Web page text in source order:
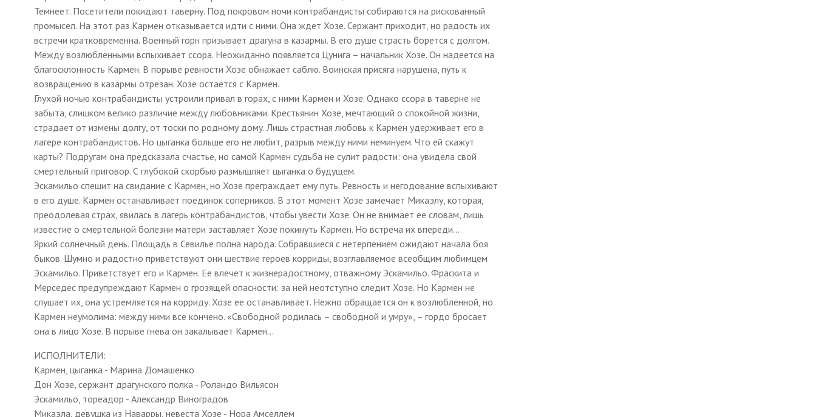
Темнеет. Посетители покидают таверну. Под покровом ночи контрабандисты собираются на рискованный
промысел. На этот раз Кармен отказывается идти с ними. Она ждет Хозе. Сержант приходит, но радость их
встречи кратковременна. Военный горн призывает драгуна в казармы. В его душе страсть борется с долгом.
Между возлюбленными вспыхивает ссора. Неожиданно появляется Цунига – начальник Хозе. Он надеется на
благосклонность Кармен. В порыве ревности Хозе обнажает саблю. Воинская присяга нарушена, путь к
возвращению в казармы отрезан. Хозе остается с Кармен.
Глухой ночью контрабандисты устроили привал в горах, с ними Кармен и Хозе. Однако ссора в таверне не
забыта, слишком велико различие между любовниками. Крестьянин Хозе, мечтающий о спокойной жизни,
страдает от измены долгу, от тоски по родному дому. Лишь страстная любовь к Кармен удерживает его в
лагере контрабандистов. Но цыганка больше его не любит, разрыв между ними неминуем. Что ей скажут
карты? Подругам она предсказала счастье, но самой Кармен судьба не сулит радости: она увидела свой
смертельный приговор. С глубокой скорбью размышляет цыганка о будущем.
Эскамильо спешит на свидание с Кармен, но Хозе преграждает ему путь. Ревность и негодование вспыхивают
в его душе. Кармен останавливает поединок соперников. В этот момент Хозе замечает Микаэлу, которая,
преодолевая страх, явилась в лагерь контрабандистов, чтобы увести Хозе. Он не внимает ее словам, лишь
известие о смертельной болезни матери заставляет Хозе покинуть Кармен. Но встреча их впереди...
Яркий солнечный день. Площадь в Севилье полна народа. Собравшиеся с нетерпением ожидают начала боя
быков. Шумно и радостно приветствуют они шествие героев корриды, возглавляемое всеобщим любимцем
Эскамильо. Приветствует его и Кармен. Ее влечет к жизнерадостному, отважному Эскамильо. Фраскита и
Мерседес предупреждают Кармен о грозящей опасности: за ней неотступно следит Хозе. Но Кармен не
слушает их, она устремляется на корриду. Хозе ее останавливает. Нежно обращается он к возлюбленной, но
Кармен неумолима: между ними все кончено. «Свободной родилась – свободной и умру», – гордо бросает
она в лицо Хозе. В порыве гнева он закалывает Кармен...
ИСПОЛНИТЕЛИ:
Кармен, цыганка - Марина Домашенко
Дон Хозе, сержант драгунского полка - Роландо Вильясон
Эскамильо, тореадор - Александр Виноградов
Микаэла, девушка из Наварры, невеста Хозе - Нора Амселлем